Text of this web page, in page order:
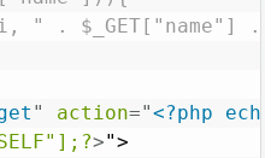
" action="<?php echo
>">